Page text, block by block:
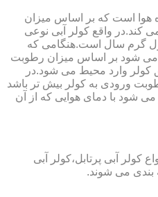
هوا است که بر اساس میزان
کند.در واقع کولر آبی نوعی
گرم سال است.هنگامی که
شود بر اساس میزان رطوبت
وارد محیط می شود.در
ورودی به کولر بیش تر باشد
می شود با دمای هوایی که از آن
کولر آبی پرتابل،کولر آبی
بندی می شوند.